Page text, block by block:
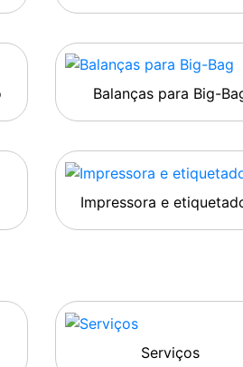
Balanças para Big-
Impressora e
Serviços